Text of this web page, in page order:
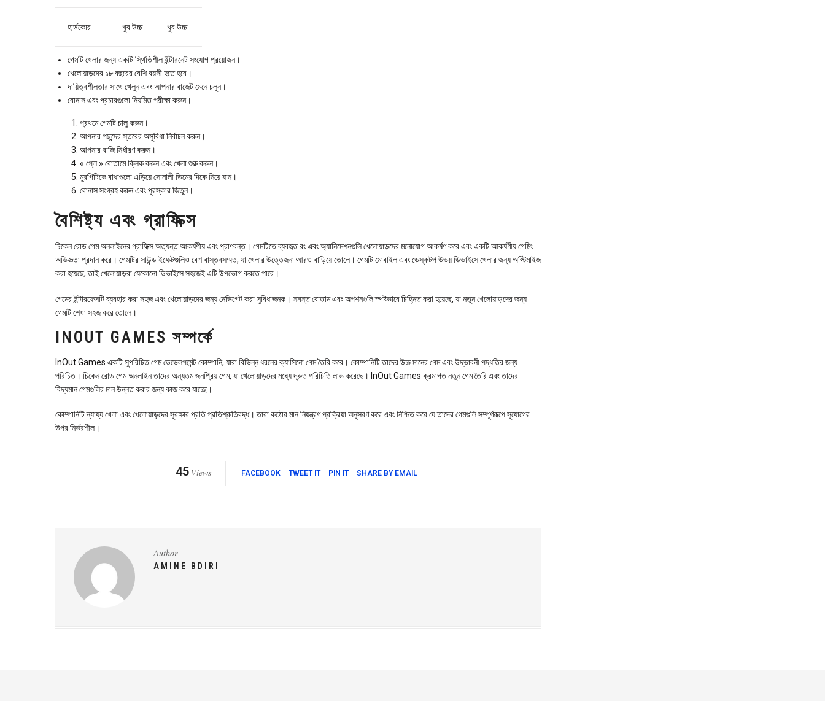
হার্ডকোর খুব উচ্চ খুব উচ্চ
গেমটি খেলার জন্য একটি স্থিতিশীল ইন্টারনেট সংযোগ প্রয়োজন।
খেলোয়াড়দের ১৮ বছরের বেশি বয়সী হতে হবে।
দায়িত্বশীলতার সাথে খেলুন এবং আপনার বাজেট মেনে চলুন।
বোনাস এবং প্রচারগুলো নিয়মিত পরীক্ষা করুন।
প্রথমে গেমটি চালু করুন।
আপনার পছন্দের স্তরের অসুবিধা নির্বাচন করুন।
আপনার বাজি নির্ধারণ করুন।
« প্লে » বোতামে ক্লিক করুন এবং খেলা শুরু করুন।
মুরগিটিকে বাধাগুলো এড়িয়ে সোনালী ডিমের দিকে নিয়ে যান।
বোনাস সংগ্রহ করুন এবং পুরস্কার জিতুন।
বৈশিষ্ট্য এবং গ্রাফিক্স
চিকেন রোড গেম অনলাইনের গ্রাফিক্স অত্যন্ত আকর্ষণীয় এবং প্রাণবন্ত। গেমটিতে ব্যবহৃত রং এবং অ্যানিমেশনগুলি খেলোয়াড়দের মনোযোগ আকর্ষণ করে এবং একটি আকর্ষণীয় গেমিং
অভিজ্ঞতা প্রদান করে। গেমটির সাউন্ড ইফেক্টগুলিও বেশ বাস্তবসম্মত, যা খেলার উত্তেজনা আরও বাড়িয়ে তোলে। গেমটি মোবাইল এবং ডেস্কটপ উভয় ডিভাইসে খেলার জন্য অপ্টিমাইজ
করা হয়েছে, তাই খেলোয়াড়রা যেকোনো ডিভাইসে সহজেই এটি উপভোগ করতে পারে।
গেমের ইন্টারফেসটি ব্যবহার করা সহজ এবং খেলোয়াড়দের জন্য নেভিগেট করা সুবিধাজনক। সমস্ত বোতাম এবং অপশনগুলি স্পষ্টভাবে চিহ্নিত করা হয়েছে, যা নতুন খেলোয়াড়দের জন্য
গেমটি শেখা সহজ করে তোলে।
INOUT GAMES সম্পর্কে
InOut Games একটি সুপরিচিত গেম ডেভেলপমেন্ট কোম্পানি, যারা বিভিন্ন ধরনের ক্যাসিনো গেম তৈরি করে। কোম্পানিটি তাদের উচ্চ মানের গেম এবং উদ্ভাবনী পদ্ধতির জন্য
পরিচিত। চিকেন রোড গেম অনলাইন তাদের অন্যতম জনপ্রিয় গেম, যা খেলোয়াড়দের মধ্যে দ্রুত পরিচিতি লাভ করেছে। InOut Games ক্রমাগত নতুন গেম তৈরি এবং তাদের
বিদ্যমান গেমগুলির মান উন্নত করার জন্য কাজ করে যাচ্ছে।
কোম্পানিটি ন্যায্য খেলা এবং খেলোয়াড়দের সুরক্ষার প্রতি প্রতিশ্রুতিবদ্ধ। তারা কঠোর মান নিয়ন্ত্রণ প্রক্রিয়া অনুসরণ করে এবং নিশ্চিত করে যে তাদের গেমগুলি সম্পূর্ণরূপে সুযোগের
উপর নির্ভরশীল।
45 Views FACEBOOK TWEET IT PIN IT SHARE BY EMAIL
Author
AMINE BDIRI